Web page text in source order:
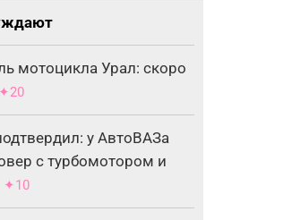
мотоцикла Урал: скоро
✦20
у АвтоВАЗа
с турбомотором и
✦10